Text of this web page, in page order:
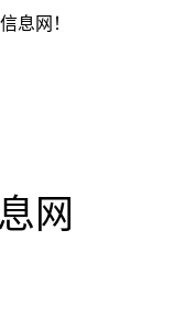
息网！
网